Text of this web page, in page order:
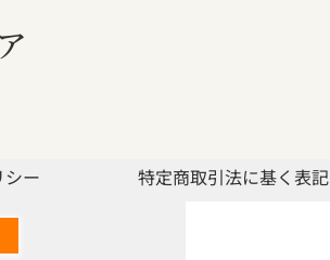
ー 特定商取引法に基く表記